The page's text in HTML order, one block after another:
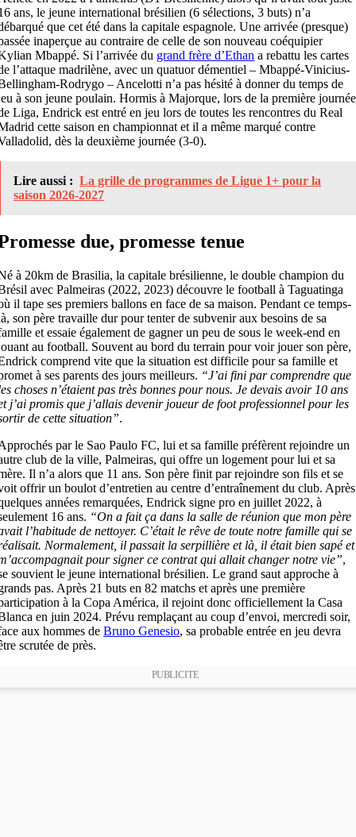
ans, le jeune international brésilien (6 sélections, 3 buts) n’a
que cet été dans la capitale espagnole. Une arrivée (presque)
inaperçue au contraire de celle de son nouveau coéquipier
Mbappé. Si l’arrivée du grand frère d’Ethan a rebattu les cartes
l’attaque madrilène, avec un quatuor démentiel – Mbappé-Vinicius-
Rodrygo – Ancelotti n’a pas hésité à donner du temps de
à son jeune poulain. Hormis à Majorque, lors de la première journée
Liga, Endrick est entré en jeu lors de toutes les rencontres du Real
cette saison en championnat et il a même marqué contre
dès la deuxième journée (3-0).
Lire aussi : La grille de programmes de Ligue 1+ pour la
saison 2026-2027
due, promesse tenue
à 20km de Brasilia, la capitale brésilienne, le double champion du
avec Palmeiras (2022, 2023) découvre le football à Taguatinga
il tape ses premiers ballons en face de sa maison. Pendant ce temps-
son père travaille dur pour tenter de subvenir aux besoins de sa
et essaie également de gagner un peu de sous le week-end en
au football. Souvent au bord du terrain pour voir jouer son père,
comprend vite que la situation est difficile pour sa famille et
à ses parents des jours meilleurs. “J’ai fini par comprendre que
choses n’étaient pas très bonnes pour nous. Je devais avoir 10 ans
j’ai promis que j’allais devenir joueur de foot professionnel pour les
de cette situation”.
par le Sao Paulo FC, lui et sa famille préfèrent rejoindre un
club de la ville, Palmeiras, qui offre un logement pour lui et sa
Il n’a alors que 11 ans. Son père finit par rejoindre son fils et se
offrir un boulot d’entretien au centre d’entraînement du club. Après
années remarquées, Endrick signe pro en juillet 2022, à
16 ans. “On a fait ça dans la salle de réunion que mon père
l’habitude de nettoyer. C’était le rêve de toute notre famille qui se
Normalement, il passait la serpillière et là, il était bien sapé et
pour signer ce contrat qui allait changer notre vie”,
souvient le jeune international brésilien. Le grand saut approche à
pas. Après 21 buts en 82 matchs et après une première
à la Copa América, il rejoint donc officiellement la Casa
en juin 2024. Prévu remplaçant au coup d’envoi, mercredi soir,
aux hommes deBruno Genesio, sa probable entrée en jeu devra
scrutée de près.
PUBLICITE